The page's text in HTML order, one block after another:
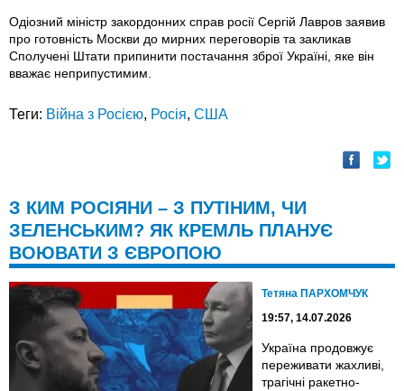
Одіозний міністр закордонних справ росії Сергій Лавров заявив
про готовність Москви до мирних переговорів та закликав
Сполучені Штати припинити постачання зброї Україні, яке він
вважає неприпустимим.
Теги: Війна з Росією, Росія, США
З КИМ РОСІЯНИ – З ПУТІНИМ, ЧИ
ЗЕЛЕНСЬКИМ? ЯК КРЕМЛЬ ПЛАНУЄ
ВОЮВАТИ З ЄВРОПОЮ
Тетяна ПАРХОМЧУК
19:57, 14.07.2026
Україна продовжує
переживати жахливі,
трагічні ракетно-